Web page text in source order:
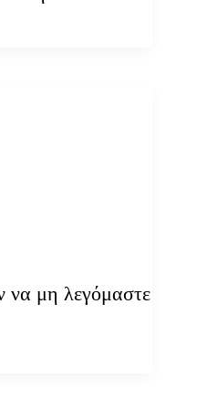
να μη λεγόμαστε